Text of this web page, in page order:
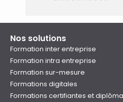
Nos solutions
Formation inter entreprise
Formation intra entreprise
Formation sur-mesure
Formations digitales
Formations certifiantes et